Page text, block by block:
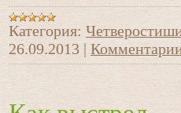
Категория:
26.09.2013 |